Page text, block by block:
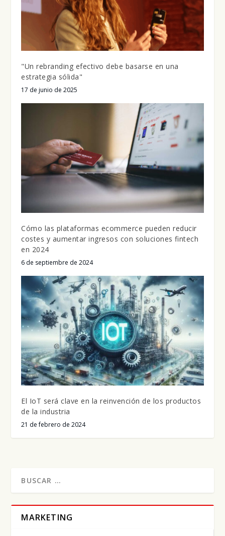
"Un rebranding efectivo debe basarse en una
estrategia sólida"
17 de junio de 2025
Cómo las plataformas ecommerce pueden reducir
costes y aumentar ingresos con soluciones fintech
en 2024
6 de septiembre de 2024
El IoT será clave en la reinvención de los productos
de la industria
21 de febrero de 2024
MARKETING